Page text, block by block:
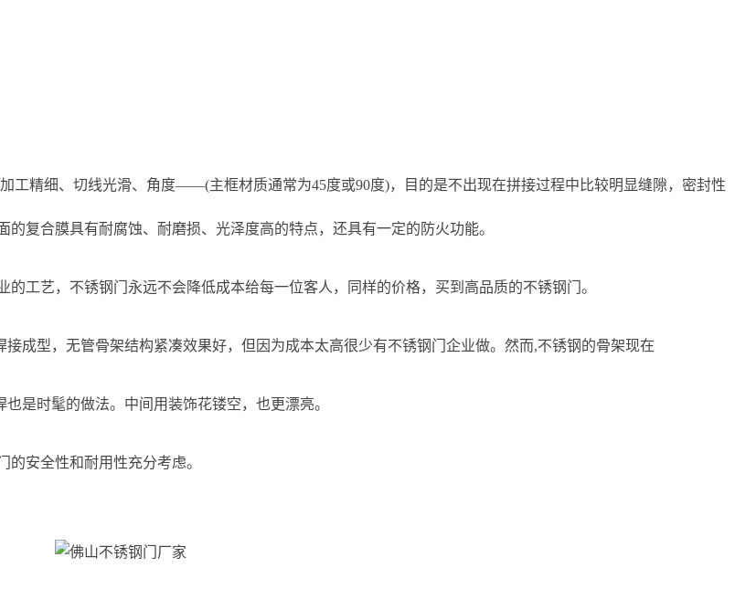
工精细、切线光滑、角度——(主框材质通常为45度或90度)，目的是不出现在拼接过程中比较明显缝隙，密封性
复合膜具有耐腐蚀、耐磨损、光泽度高的特点，还具有一定的防火功能。
工艺，不锈钢门永远不会降低成本给每一位客人，同样的价格，买到高品质的不锈钢门。
成型，无管骨架结构紧凑效果好，但因为成本太高很少有不锈钢门企业做。然而,不锈钢的骨架现在
是时髦的做法。中间用装饰花镂空，也更漂亮。
的安全性和耐用性充分考虑。